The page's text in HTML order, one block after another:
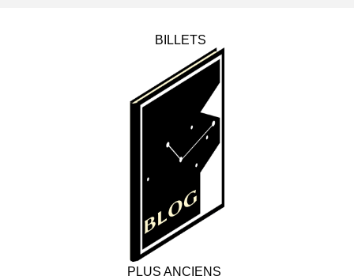
BILLETS
PLUS ANCIENS